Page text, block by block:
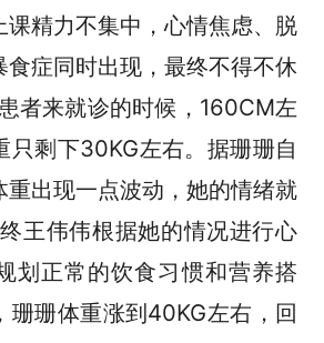
课精力不集中，心情焦虑、脱
食症同时出现，最终不得不休
者来就诊的时候，160CM左
只剩下30KG左右。据珊珊自
重出现一点波动，她的情绪就
王伟伟根据她的情况进行心
划正常的饮食习惯和营养搭
珊珊体重涨到40KG左右，回